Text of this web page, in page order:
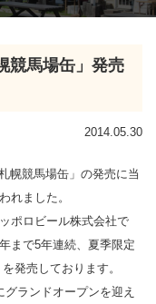
競馬場缶」発売
2014.05.30
幌競馬場缶」の発売に当
れました。
ポロビール株式会社で
まで5年連続、夏季限定
発売しております。
ランドオープンを迎え